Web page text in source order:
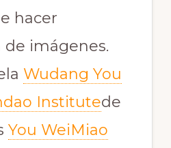
hacer
de imágenes.
Wudang You
Institutede
You WeiMiao